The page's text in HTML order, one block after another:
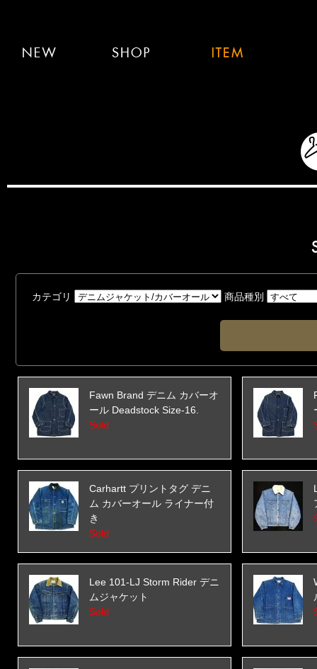
カテゴリ 商品種別
Fawn Brand デニム カバーオ
ール Deadstock Size-16.
Sold
Carhartt プリントタグ デニ
ム カバーオール ライナー付
き
Sold
Lee 101-LJ Storm Rider デニ
ムジャケット
Sold